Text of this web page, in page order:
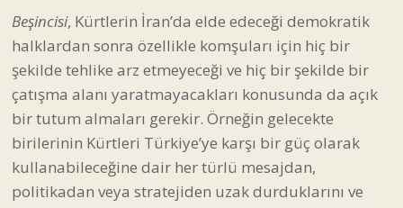
kullanabileceğine dair her türlü mesajdan,
politikadan veya stratejiden uzak durduklarını ve
böyle bir oyunun içinde yer almayacaklarını beyan
etmeleri önemlidir.
Altıncısı, tekardan belirtelim, Kürtler için uluslararası
alanda güvenlik karantilerinin sağlanması şartı
mutlaka kabul ettirilmeli ve buna uygun adımların
atılması sağlanmalıdır.